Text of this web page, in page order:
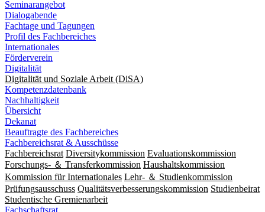
Seminarangebot
Dialogabende
Fachtage und Tagungen
Profil des Fachbereiches
Internationales
Förderverein
Digitalität
Digitalität und Soziale Arbeit (DiSA)
Kompetenzdatenbank
Nachhaltigkeit
Übersicht
Dekanat
Beauftragte des Fachbereiches
Fachbereichsrat & Ausschüsse
Fachbereichsrat Diversitykommission Evaluationskommission
Forschungs- ＆ Transferkommission Haushaltskommission
Kommission für Internationales Lehr- ＆ Studienkommission
Prüfungsausschuss Qualitätsverbesserungskommission Studienbeirat
Studentische Gremienarbeit
Fachschaftsrat